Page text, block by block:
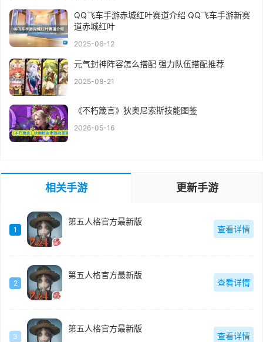
QQ飞车手游赤城红叶赛道介绍 QQ飞车手游新赛
道赤城红叶
2025-06-12
元气封神阵容怎么搭配 强力队伍搭配推荐
2025-08-21
《不朽箴言》狄奥尼索斯技能图鉴
2026-05-16
相关手游 更新手游
1
第五人格官方最新版
查看详情
2
第五人格官方最新版
查看详情
3
第五人格官方最新版
查看详情